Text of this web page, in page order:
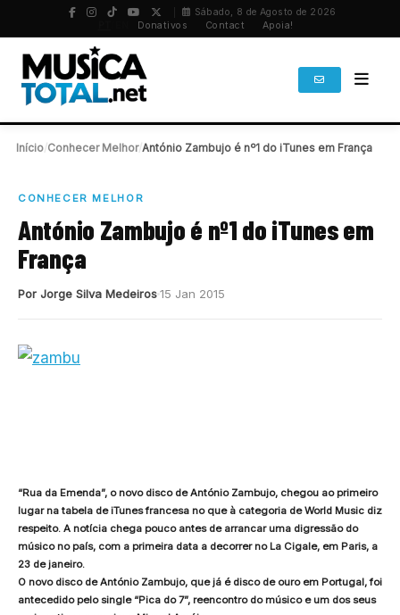
Sábado, 8 de Agosto de 2026
Donativos Contact Apoia!
Início Conhecer Melhor/ António Zambujo é nº1 do iTunes em França
CONHECER MELHOR
António Zambujo é nº1 do iTunes em
França
Por Jorge Silva Medeiros15 Jan 2015
“Rua da Emenda”, o novo disco de António Zambujo, chegou ao primeiro
lugar na tabela de iTunes francesa no que à categoria de World Music diz
respeito. A notícia chega pouco antes de arrancar uma digressão do
músico no país, com a primeira data a decorrer no La Cigale, em Paris, a
23 de janeiro.
O novo disco de António Zambujo, que já é disco de ouro em Portugal, foi
antecedido pelo single “Pica do 7”, reencontro do músico e um dos seus